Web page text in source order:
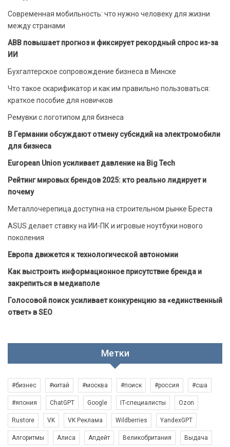
Современная мобильность: что нужно человеку для жизни
между странами
ABB повышает прогноз и фиксирует рекордный спрос из-за
ИИ
Бухгалтерское сопровождение бизнеса в Минске
Что такое скарификатор и как им правильно пользоваться:
краткое пособие для новичков
Ремувки с логотипом для бизнеса
В Германии обсуждают отмену субсидий на электромобили
для бизнеса
European Union усиливает давление на Big Tech
Рейтинг мировых брендов 2025: кто реально лидирует и
почему
Металлочерепица доступна на строительном рынке Бреста
ASUS делает ставку на ИИ-ПК и игровые ноутбуки нового
поколения
Европа движется к технологической автономии
Как выстроить информационное присутствие бренда и
закрепиться в медиаполе
Голосовой поиск усиливает конкуренцию за «единственный
ответ» в SEO
Метки
#бизнес #китай #москва #поиск #россия #сша
#япония ChatGPT Google IT-специалисты Ozon
Rustore VK VK Реклама Wildberries YandexGPT
Алгоритмы Алиса Апдейт Великобритания Выдача